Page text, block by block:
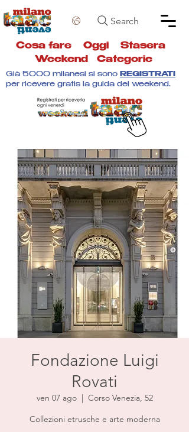
Search
Cosa fare Oggi Stasera
Weekend
Categorie
Già 5000 milanesi si sono REGISTRATI
per ricevere gratis la guida del weekend.
Fondazione Luigi
Rovati
ven 07 ago
  |
Corso Venezia, 52
Collezioni etrusche e arte moderna